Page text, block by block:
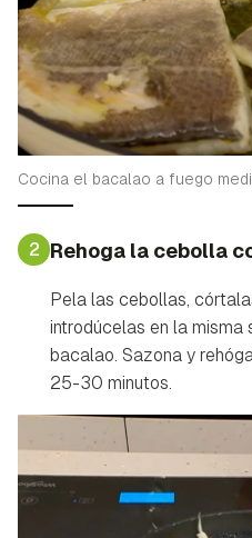
Cocina el bacalao a fuego
2 Rehoga la cebolla
Pela las cebollas,
introdúcelas en la
bacalao. Sazona y
25-30 minutos.